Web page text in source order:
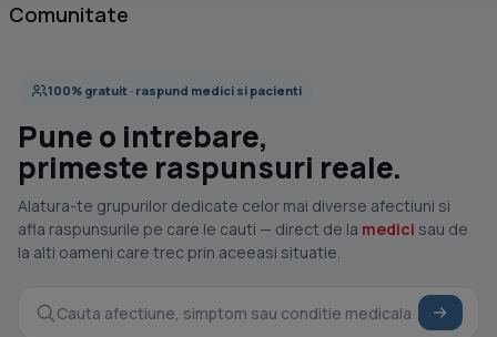
Comunitate
100% gratuit · raspund medici si pacienti
Pune o intrebare,
primeste raspunsuri reale.
Alatura-te grupurilor dedicate celor mai diverse afectiuni si
afla raspunsurile pe care le cauti — direct de la medici sau de
la alti oameni care trec prin aceeasi situatie.